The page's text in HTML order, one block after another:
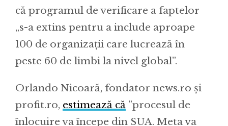
că programul de verificare a faptelor
„s-a extins pentru a include aproape
100 de organizații care lucrează în
peste 60 de limbi la nivel global”.
Orlando Nicoară, fondator news.ro și
profit.ro, estimează că ”procesul de
înlocuire va începe din SUA. Meta va